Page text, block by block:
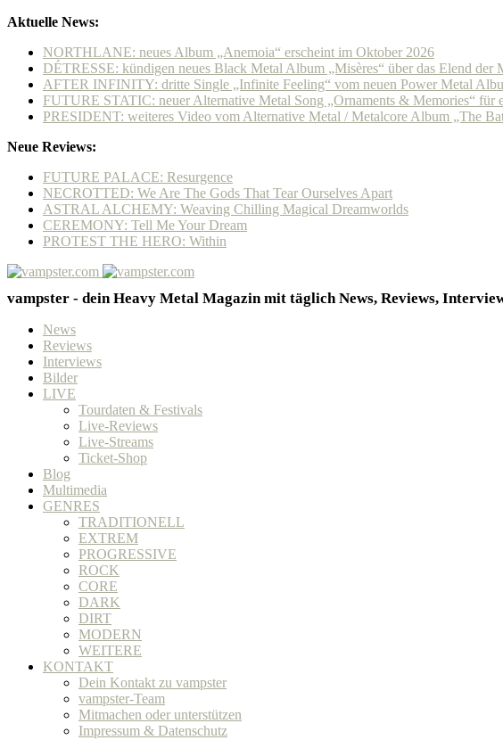
Aktuelle News:
NORTHLANE: neues Album „Anemoia“ erscheint im Oktober 2026
DÉTRESSE: kündigen neues Black Metal Album „Misères“ über das Elend der
AFTER INFINITY: dritte Single „Infinite Feeling“ vom neuen Power Metal
FUTURE STATIC: neuer Alternative Metal Song „Ornaments & Memories“ für
PRESIDENT: weiteres Video vom Alternative Metal / Metalcore Album „The
Neue Reviews:
FUTURE PALACE: Resurgence
NECROTTED: We Are The Gods That Tear Ourselves Apart
ASTRAL ALCHEMY: Weaving Chilling Magical Dreamworlds
CEREMONY: Tell Me Your Dream
PROTEST THE HERO: Within
vampster - dein Heavy Metal Magazin mit täglich News, Reviews,
News
Reviews
Interviews
Bilder
LIVE
Tourdaten & Festivals
Live-Reviews
Live-Streams
Ticket-Shop
Blog
Multimedia
GENRES
TRADITIONELL
EXTREM
PROGRESSIVE
ROCK
CORE
DARK
DIRT
MODERN
WEITERE
KONTAKT
Dein Kontakt zu vampster
vampster-Team
Mitmachen oder unterstützen
Impressum & Datenschutz